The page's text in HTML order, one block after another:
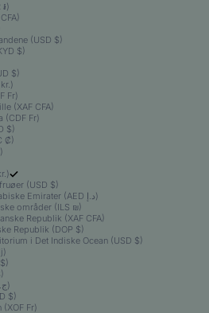
)
(USD $)
$)
$)
Fr)
(XAF CFA)
(CDF Fr)
$)
₡)
(USD $)
De Forenede Arabiske Emirater (AED د.إ)
områder (ILS ₪)
Republik (XAF CFA)
Republik (DOP $)
i Det Indiske Ocean (USD $)
Egypten (EGP ج.م)
$)
Fr)